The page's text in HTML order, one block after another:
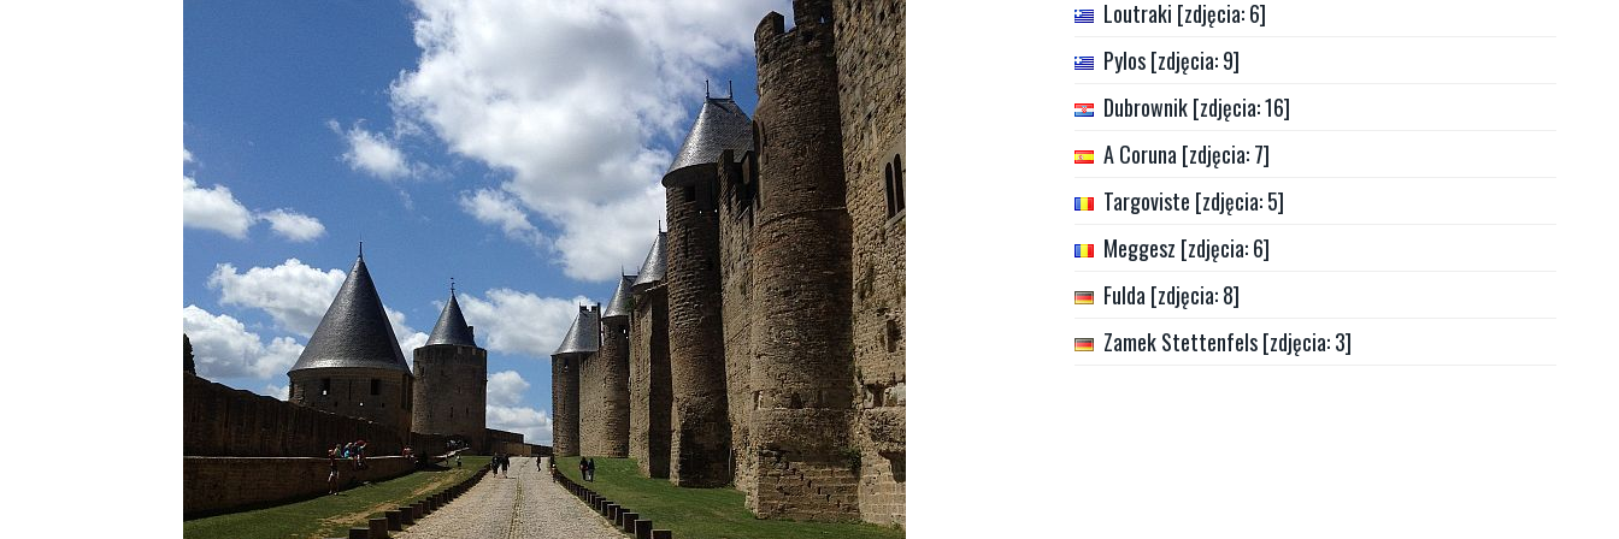
Loutraki [zdjęcia: 6]
Pylos [zdjęcia: 9]
Dubrownik [zdjęcia: 16]
A Coruna [zdjęcia: 7]
Targoviste [zdjęcia: 5]
Meggesz [zdjęcia: 6]
Fulda [zdjęcia: 8]
Zamek Stettenfels [zdjęcia: 3]